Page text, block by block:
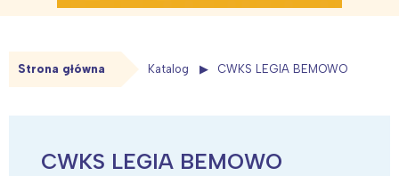
Strona główna Katalog CWKS LEGIA BEMOWO
CWKS LEGIA BEMOWO